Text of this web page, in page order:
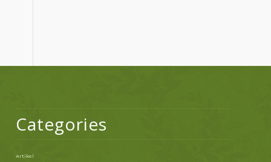
Categories
Artikel